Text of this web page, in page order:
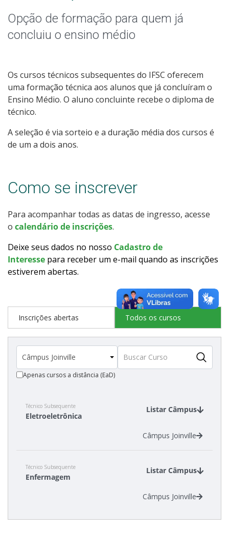
Graduação
Educação a Distância
Todos os cursos
Resultados
Resultados Vagas Remanescentes
Calendário de inscrições
Cotas
Inscrições e acompanhamento
Orientações para Matrícula
Transferências e Retornos
Opção de formação para quem já
concluiu o ensino médio
Os cursos técnicos subsequentes do IFSC oferecem
uma formação técnica aos alunos que já concluíram o
Ensino Médio. O aluno concluinte recebe o diploma de
técnico.
A seleção é via sorteio e a duração média dos cursos é
de um a dois anos.
Como se inscrever
Para acompanhar todas as datas de ingresso, acesse
o calendário de inscrições.
Deixe seus dados no nosso Cadastro de
Interesse para receber um e-mail quando as inscrições
estiverem abertas.
Inscrições abertas Todos os cursos
Apenas cursos a distância (EaD)
Técnico Subsequente
Eletroeletrônica
Listar Câmpus
Câmpus Joinville
Técnico Subsequente
Enfermagem
Listar Câmpus
Câmpus Joinville